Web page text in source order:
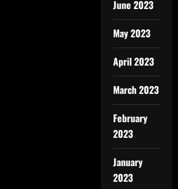
June 2023
May 2023
April 2023
March 2023
February
2023
January
2023